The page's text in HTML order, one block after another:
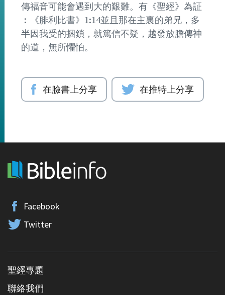
傳福音可能會遇到大的艱難。有《聖經》為証
︰《腓利比書》1:14並且那在主裏的弟兄，多
半因我受的捆鎖，就篤信不疑，越發放膽傳神
的道，無所懼怕。
在臉書上分享 在推特上分享
Facebook
Twitter
聖經專題
聯絡我們